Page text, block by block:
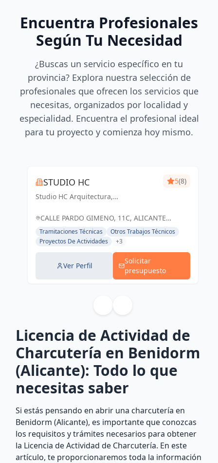
Encuentra Profesionales
Según Tu Necesidad
¿Buscas un servicio específico en tu
provincia? Explora nuestra selección de
profesionales que ofrecen los servicios que
necesitas, organizados por localidad y
especialidad. Encuentra el profesional ideal
para tu proyecto y comienza hoy mismo.
STUDIO HC
Studio HC Arquitectura,
5(8)
CALLE PARDO GIMENO, 11C, ALICANTE
(ALACANT), ESPAÑA, España
Tramitaciones Técnicas
Otros Trabajos Técnicos
Proyectos De Actividades
+3
Ver Perfil
Solicitar
presupuesto
Licencia de Actividad de
Charcutería en Benidorm
(Alicante): Todo lo que
necesitas saber
Si estás pensando en abrir una charcutería en
Benidorm (Alicante), es importante que conozcas
los requisitos y trámites necesarios para obtener
la Licencia de Actividad de Charcutería. En este
artículo, te proporcionaremos toda la información